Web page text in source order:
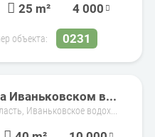
25 m² 4 000
объекта: 0231
Иваньковском в...
Иваньковское водох...